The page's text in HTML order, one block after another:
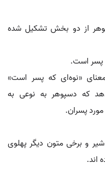
از دو بخش تشکیل شده
پسر است.
«نوه‌ای که پسر است»
که دسپوهر به نوعی به
پسران.
و برخی متون دیگر پهلوی
اند.